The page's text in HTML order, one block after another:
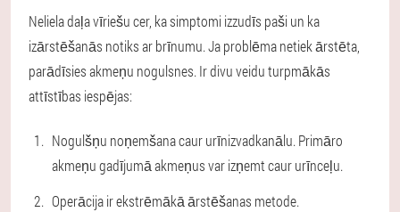
Neliela daļa vīriešu cer, ka simptomi izzudīs paši un ka
izārstēšanās notiks ar brīnumu. Ja problēma netiek ārstēta,
parādīsies akmeņu nogulsnes. Ir divu veidu turpmākās
attīstības iespējas:
Nogulšņu noņemšana caur urīnizvadkanālu. Primāro
akmeņu gadījumā akmeņus var izņemt caur urīnceļu.
Operācija ir ekstrēmākā ārstēšanas metode.